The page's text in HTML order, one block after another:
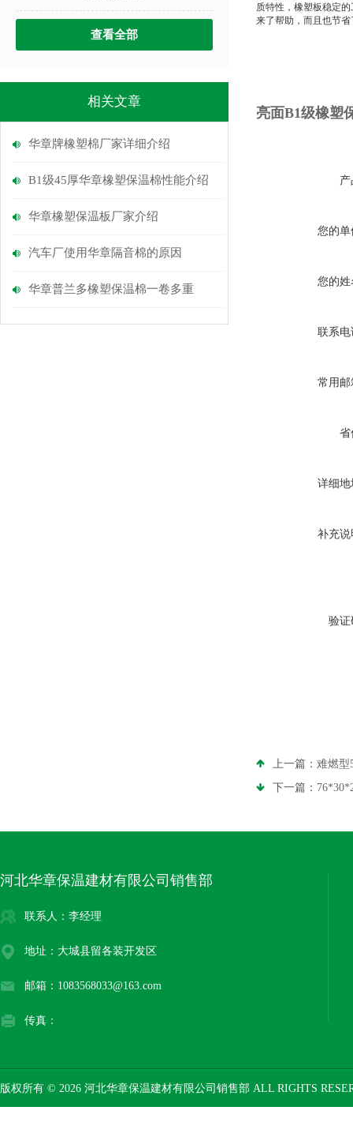
查看全部
相关文章
华章牌橡塑棉厂家详细介绍
B1级45厚华章橡塑保温棉性能介绍
华章橡塑保温板厂家介绍
汽车厂使用华章隔音棉的原因
华章普兰多橡塑保温棉一卷多重
质特性，橡塑板稳定
来了帮助，而且也节
亮面B1级橡塑
您的单
您的姓
联系电
常用邮
省
详细地
补充说
验证
上一篇： 难燃型
下一篇：
河北华章保温建材有限公司销售部
联系人：李经理
地址：大城县留各装开发区
邮箱：1083568033@163.com
传真：
版权所有 © 2026 河北华章保温建材有限公司销售部 ALL RIGHTS